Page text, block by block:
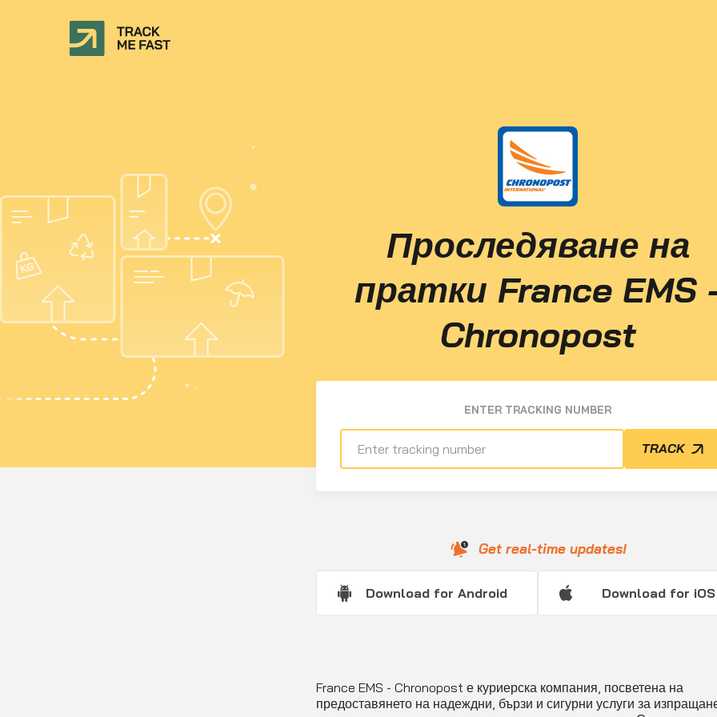
Проследяване на
пратки France EMS
Chronopost
ENTER TRACKING NUMBER
TRACK
Get real-time updates!
Download for Android Download for iOS
France EMS - Chronopost е куриерска компания, посветена на
предоставянето на надеждни, бързи и сигурни услуги за